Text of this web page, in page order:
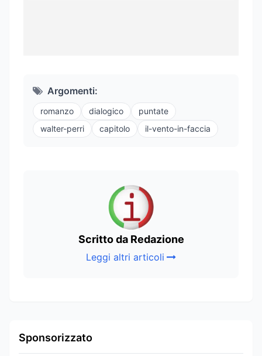
Argomenti:
romanzo dialogico
puntate
walter-perri
capitolo il-vento-in-faccia
Scritto da Redazione
Leggi altri articoli
Sponsorizzato